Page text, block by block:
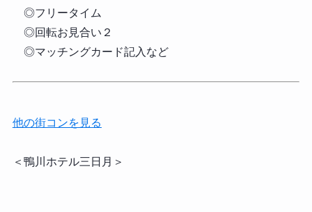
◎フリータイム
◎回転お見合い２
◎マッチングカード記入など
他の街コンを見る
＜鴨川ホテル三日月＞